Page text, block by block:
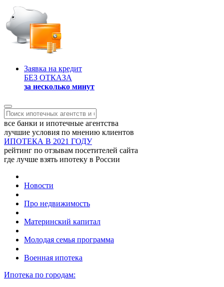
Заявка на кредит
БЕЗ ОТКАЗА
за несколько минут
все банки и ипотечные агентства
лучшие условия по мнению клиентов
ИПОТЕКА В 2021 ГОДУ
рейтинг по отзывам посетителей сайта
где лучше взять ипотеку в России
Новости
Про недвижимость
Материнский капитал
Молодая семья программа
Военная ипотека
Ипотека по городам: